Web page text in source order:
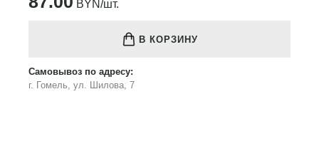
BYN/шт.
В КОРЗИНУ
Самовывоз по адресу:
г. Гомель, ул. Шилова, 7